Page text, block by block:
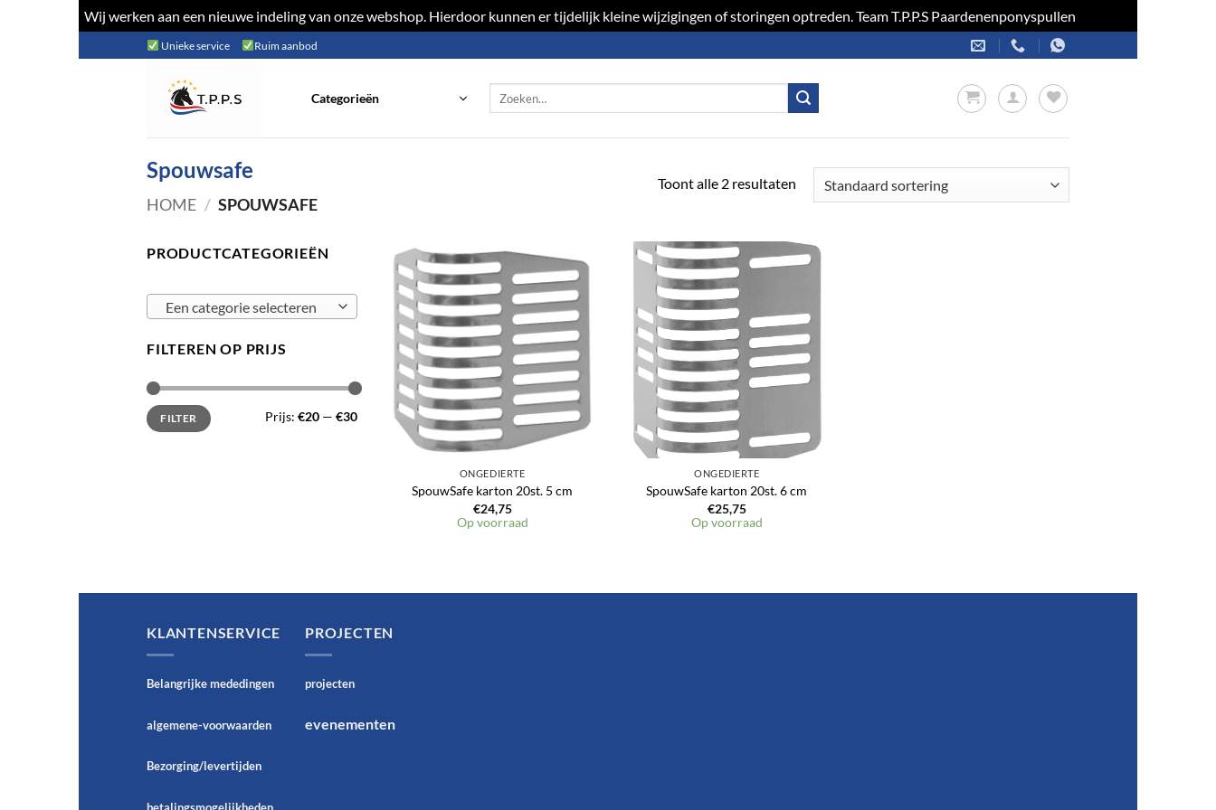
Wij werken aan een nieuwe indeling van onze webshop. Hierdoor kunnen er tijdelijk kleine wijzigingen of storingen optreden. Team T.P.P.S Paardenenponyspullen
naar
Unieke service Ruim aanbod
Categorieën
Spouwsafe
HOME / SPOUWSAFE
Toont alle 2 resultaten
PRODUCTCATEGORIEËN
Een categorie selecteren
FILTEREN OP PRIJS
Min.
prijs
Max.
prijsFILTER Prijs: €20— €30
ONGEDIERTE
SpouwSafe karton 20st. 5 cm
€24,75
Op voorraad
ONGEDIERTE
SpouwSafe karton 20st. 6 cm
€25,75
Op voorraad
KLANTENSERVICE
Belangrijke mededingen
algemene-voorwaarden
Bezorging/levertijden
PROJECTEN
projecten
evenementen